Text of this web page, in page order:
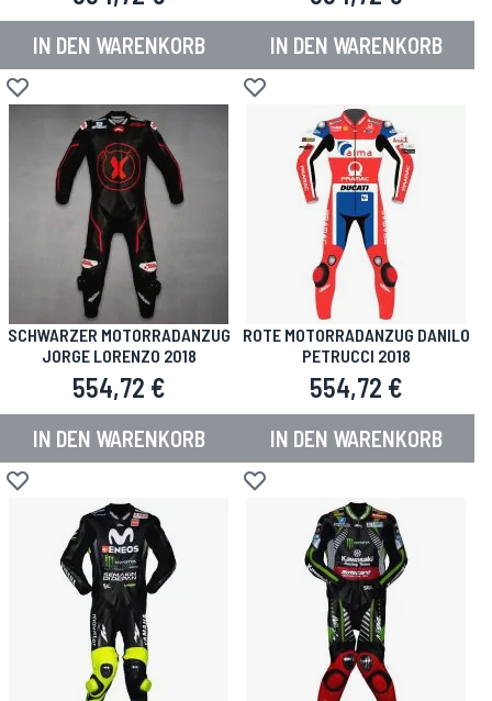
IN DEN WARENKORB
Zur Wunschliste hinzufügen
IN DEN WARENKORB
Zur Wunschliste hinzufügen
SCHWARZER MOTORRADANZUG
JORGE LORENZO 2018
554,72 €
IN DEN WARENKORB
Zur Wunschliste hinzufügen
ROTE MOTORRADANZUG DANILO
PETRUCCI 2018
554,72 €
IN DEN WARENKORB
Zur Wunschliste hinzufügen